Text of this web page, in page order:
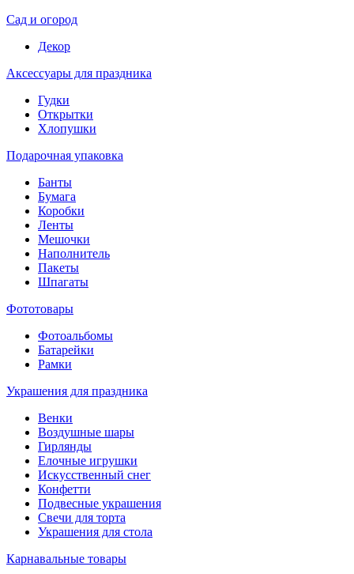
Сад и огород
Декор
Аксессуары для праздника
Гудки
Открытки
Хлопушки
Подарочная упаковка
Банты
Бумага
Коробки
Ленты
Мешочки
Наполнитель
Пакеты
Шпагаты
Фототовары
Фотоальбомы
Батарейки
Рамки
Украшения для праздника
Венки
Воздушные шары
Гирлянды
Елочные игрушки
Искусственный снег
Конфетти
Подвесные украшения
Свечи для торта
Украшения для стола
Карнавальные товары